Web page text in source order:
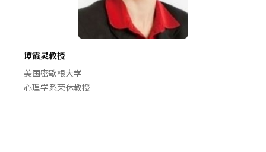
谭霞灵教授
美国密歇根大学
心理学系荣休教授